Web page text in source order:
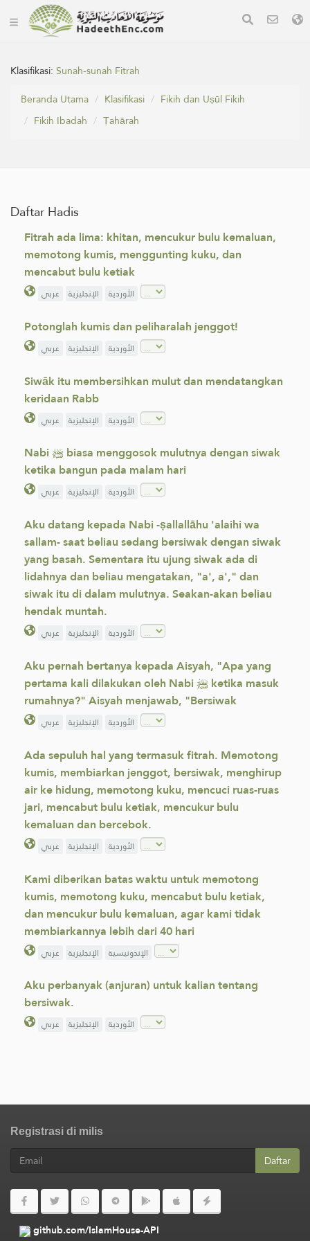
Klasifikasi:Sunah-sunah Fitrah
Beranda Utama
Klasifikasi
Fikih dan Uṣūl Fikih
Fikih Ibadah
Ṭahārah
Daftar Hadis
Fitrah ada lima: khitan, mencukur bulu kemaluan,
memotong kumis, menggunting kuku, dan
mencabut bulu ketiak
عربي الإنجليزية الأوردية
Potonglah kumis dan peliharalah jenggot!
عربي الإنجليزية الأوردية
Siwāk itu membersihkan mulut dan mendatangkan
keridaan Rabb
عربي الإنجليزية الأوردية
Nabi ﷺ biasa menggosok mulutnya dengan siwak
ketika bangun pada malam hari
عربي الإنجليزية الأوردية
Aku datang kepada Nabi -ṣallallāhu 'alaihi wa
sallam- saat beliau sedang bersiwak dengan siwak
yang basah. Sementara itu ujung siwak ada di
lidahnya dan beliau mengatakan, "a', a'," dan
siwak itu di dalam mulutnya. Seakan-akan beliau
hendak muntah.
عربي الإنجليزية الأوردية
Aku pernah bertanya kepada Aisyah, "Apa yang
pertama kali dilakukan oleh Nabi ﷺ ketika masuk
rumahnya?" Aisyah menjawab, "Bersiwak
عربي الإنجليزية الأوردية
Ada sepuluh hal yang termasuk fitrah. Memotong
kumis, membiarkan jenggot, bersiwak, menghirup
air ke hidung, memotong kuku, mencuci ruas-ruas
jari, mencabut bulu ketiak, mencukur bulu
kemaluan dan bercebok.
عربي الإنجليزية الأوردية
Kami diberikan batas waktu untuk memotong
kumis, memotong kuku, mencabut bulu ketiak,
dan mencukur bulu kemaluan, agar kami tidak
membiarkannya lebih dari 40 hari
عربي الإنجليزية الإندونيسية
Aku perbanyak (anjuran) untuk kalian tentang
bersiwak.
عربي الإنجليزية الأوردية
Registrasi di milis
Daftar
github.com/IslamHouse-API